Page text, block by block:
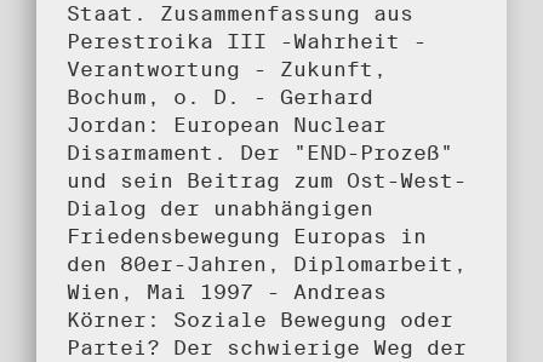
Staat. Zusammenfassung aus
Perestroika III -Wahrheit -
Verantwortung - Zukunft,
Bochum, o. D. - Gerhard
Jordan: European Nuclear
Disarmament. Der "END-Prozeß"
und sein Beitrag zum Ost-West-
Dialog der unabhängigen
Friedensbewegung Europas in
den 80er-Jahren, Diplomarbeit,
Wien, Mai 1997 - Andreas
Körner: Soziale Bewegung oder
Partei? Der schwierige Weg der